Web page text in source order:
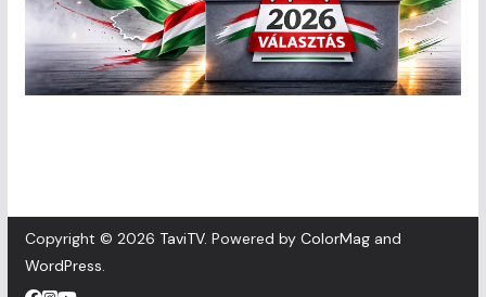
Copyright © 2026 TaviTV. Powered by ColorMagand
WordPress.